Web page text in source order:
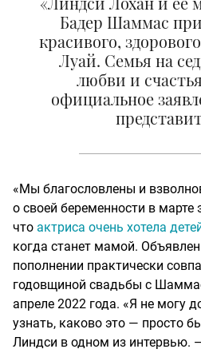
Бадер Шаммас
красивого,
Луай. Семья на
любви и
официальное
«Мы благословлены и
о своей беременности в марте
что актриса очень хотела
когда станет мамой.
пополнении практически
годовщиной свадьбы с
апреле 2022 года. «Я не могу
узнать, каково это — просто
Линдси в одном из интервью.